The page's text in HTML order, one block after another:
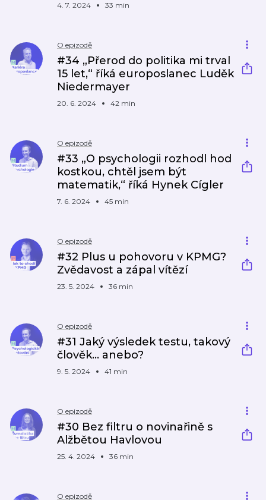
4. 7. 2024 33 min
O epizodě
#34 „Přerod do politika mi trval
15 let,“ říká europoslanec Luděk
Niedermayer
20. 6. 2024 42 min
O epizodě
#33 „O psychologii rozhodl hod
kostkou, chtěl jsem být
matematik,“ říká Hynek Cígler
7. 6. 2024 45 min
O epizodě
#32 Plus u pohovoru v KPMG?
Zvědavost a zápal vítězí
23. 5. 2024 36 min
O epizodě
#31 Jaký výsledek testu, takový
člověk... anebo?
9. 5. 2024 41 min
O epizodě
#30 Bez filtru o novinařině s
Alžbětou Havlovou
25. 4. 2024 36 min
O epizodě